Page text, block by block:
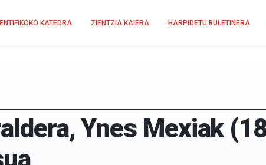
KATEDRA ZIENTZIA KAIERA HARPIDETU BULETINERA
Ynes Mexiak